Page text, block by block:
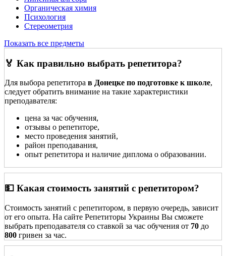
Органическая химия
Психология
Стереометрия
Показать все предметы
🏅 Как правильно выбрать репетитора?
Для выбора репетитора в Донецке по подготовке к школе,
следует обратить внимание на такие характеристики
преподавателя:
цена за час обучения,
отзывы о репетиторе,
место проведения занятий,
район преподавания,
опыт репетитора и наличие диплома о образовании.
💵 Какая стоимость занятий с репетитором?
Стоимость занятий с репетитором, в первую очередь, зависит
от его опыта. На сайте Репетиторы Украины Вы сможете
выбрать преподавателя со ставкой за час обучения от 70 до
800 гривен за час.